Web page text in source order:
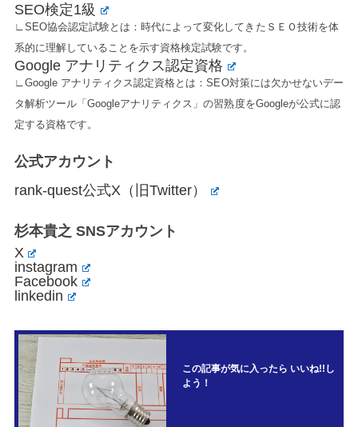
SEO検定1級
∟SEO協会認定試験とは：時代によって変化してきたＳＥＯ技術を体
系的に理解していることを示す資格検定試験です。
Google アナリティクス認定資格
∟Google アナリティクス認定資格とは：SEO対策には欠かせないデー
タ解析ツール「Googleアナリティクス」の習熟度をGoogleが公式に認
定する資格です。
公式アカウント
rank-quest公式X（旧Twitter）
杉本貴之 SNSアカウント
X
instagram
Facebook
linkedin
この記事が気に入ったら いいね!!し
よう！